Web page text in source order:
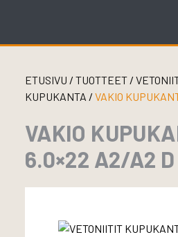
ETUSIVU / TUOTTEET/
KUPUKANTA / VAKIO
VAKIO
6.0×22 A2/A2 D